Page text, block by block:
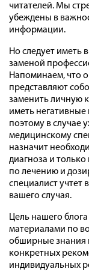
читателей. Мы
убеждены в
информации.
Но следует иметь
заменой
Напоминаем, что
представляют
заменить личную
иметь негативные
поэтому в случае
медицинскому
назначит
диагноза и
по лечению и
специалист учтет
вашего случая.
Цель нашего
материалами по
обширные знания
конкретных
индивидуальных